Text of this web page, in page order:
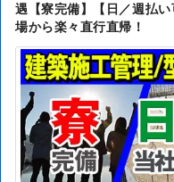
遇【寮完備】【日／週払
場から楽々直行直帰！